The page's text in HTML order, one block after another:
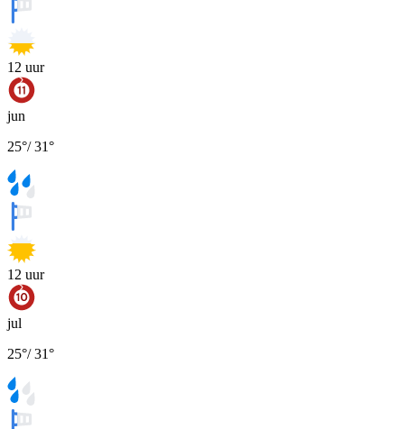
12 uur
jun
25°/31°
12 uur
jul
25°/31°